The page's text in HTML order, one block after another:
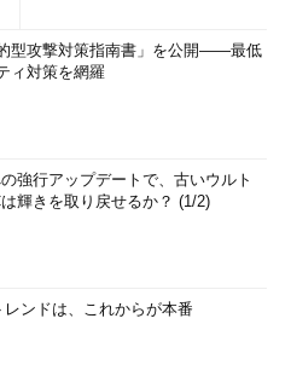
型攻撃対策指南書」を公開――最低
ィ対策を網羅
強行アップデートで、古いウルト
輝きを取り戻せるか？ (1/2)
レンドは、これからが本番